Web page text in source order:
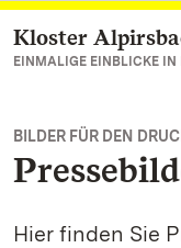
Zum Hauptinhalt
Kloster
EINMALIGE EINBLICKE IN
BILDER FÜR DEN
Hier finden Sie